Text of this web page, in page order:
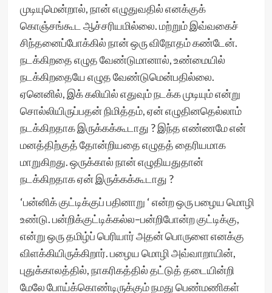
முடியுமென்றால், நான் எழுதுவதில் எனக்குக்
கொஞ்சங்கூட ஆச்சரியமில்லை. மற்றும் இவ்வகைச்
சிந்தனைப்போக்கில் நான் ஒரு விநோதம் கண்டேன்.
நடக்கிறதை எழுத வேண்டுமானால், உண்மையில்
நடக்கிறதையே எழுத வேண்டுமென்பதில்லை.
ஏனெனில், இக் கலியில் எதுவும் நடக்க முடியும் என்று
சொல்லியிருப்பதன் நிமித்தம், ஏன் எழுதினதெல்லாம்
நடக்கிறதாக இருக்கக்கூடாது ? இந்த எண்ணமே என்
மனத்திற்குத் தோன்றியதை எழுதத் தைரியமாக
மாறுகிறது. ஒருக்கால் நான் எழுதியதுதான்
நடக்கிறதாக ஏன் இருக்கக்கூடாது ?
‘பன்னிக் குட்டிக்குப் பதினாறு ‘ என்ற ஒரு பழைய மொழி
உண்டு. பன்றிக்குட்டிக்கல்ல–பன்றிபோன்ற குட்டிக்கு,
என்று ஒரு தமிழ்ப் பெரியார் அதன் பொருளை எனக்கு
விளக்கியிருக்கிறார். பழைய மொழி அவ்வாறாயின்,
புதுக்காலத்தில், நாகரிகத்தில் தட்டுத் தடையின்றி
மேலே போய்க்கொண்டிருக்கும் நமது பெண்மணிகள்